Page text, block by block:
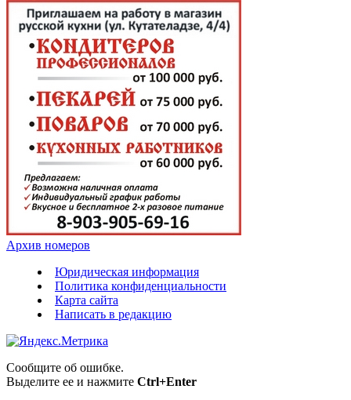
Архив номеров
Юридическая информация
Политика конфиденциальности
Карта сайта
Написать в редакцию
Сообщите об ошибке.
Выделите ее и нажмите Ctrl+Enter